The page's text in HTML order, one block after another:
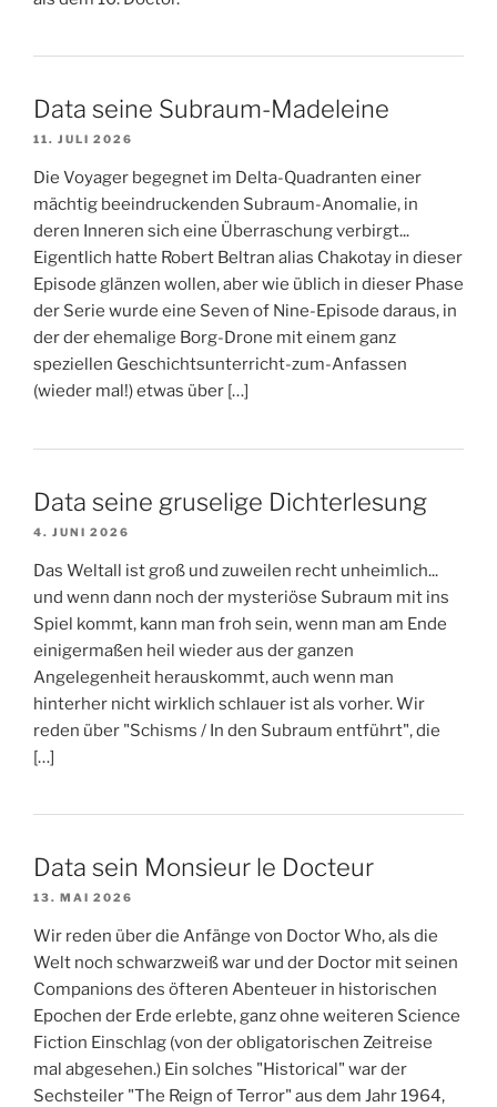
Data seine Subraum-Madeleine
11. JULI 2026
Die Voyager begegnet im Delta-Quadranten einer
mächtig beeindruckenden Subraum-Anomalie, in
deren Inneren sich eine Überraschung verbirgt...
Eigentlich hatte Robert Beltran alias Chakotay in dieser
Episode glänzen wollen, aber wie üblich in dieser Phase
der Serie wurde eine Seven of Nine-Episode daraus, in
der der ehemalige Borg-Drone mit einem ganz
speziellen Geschichtsunterricht-zum-Anfassen
(wieder mal!) etwas über […]
Data seine gruselige Dichterlesung
4. JUNI 2026
Das Weltall ist groß und zuweilen recht unheimlich...
und wenn dann noch der mysteriöse Subraum mit ins
Spiel kommt, kann man froh sein, wenn man am Ende
einigermaßen heil wieder aus der ganzen
Angelegenheit herauskommt, auch wenn man
hinterher nicht wirklich schlauer ist als vorher. Wir
reden über "Schisms / In den Subraum entführt", die
[…]
Data sein Monsieur le Docteur
13. MAI 2026
Wir reden über die Anfänge von Doctor Who, als die
Welt noch schwarzweiß war und der Doctor mit seinen
Companions des öfteren Abenteuer in historischen
Epochen der Erde erlebte, ganz ohne weiteren Science
Fiction Einschlag (von der obligatorischen Zeitreise
mal abgesehen.) Ein solches "Historical" war der
Sechsteiler "The Reign of Terror" aus dem Jahr 1964,